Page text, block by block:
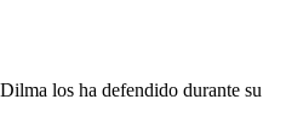
los ha defendido durante su